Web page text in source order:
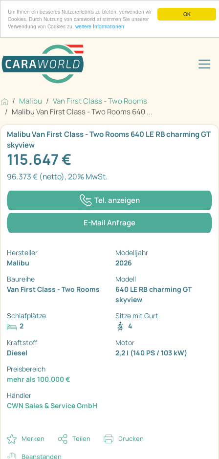
OK
Um Ihnen ein besseres Nutzererlebnis zu bieten, verwenden wir
Cookies. Durch Nutzung von caraworld.at stimmen Sie unserer
Verwendung von Cookies zu. weitere Informationen
Malibu
Van First Class - Two Rooms
Malibu Van First Class - Two Rooms 640 ...
Malibu Van First Class - Two Rooms 640 LE RB charming GT
skyview
115.647 €
96.373 € (netto), 20% MwSt.
Tel. anzeigen
E-Mail Anfrage
Hersteller
Malibu
Modelljahr
2026
Baureihe
Van First Class - Two Rooms
Modell
640 LE RB charming GT
skyview
Schlafplätze
2
Sitze mit Gurt
4
Kraftstoff
Diesel
Motor
2,2 I (140 PS / 103 kW)
Preisbereich
mehr als 100.000 €
Händler
CWN Sales & Service GmbH
Merken Teilen Drucken
Beanstanden